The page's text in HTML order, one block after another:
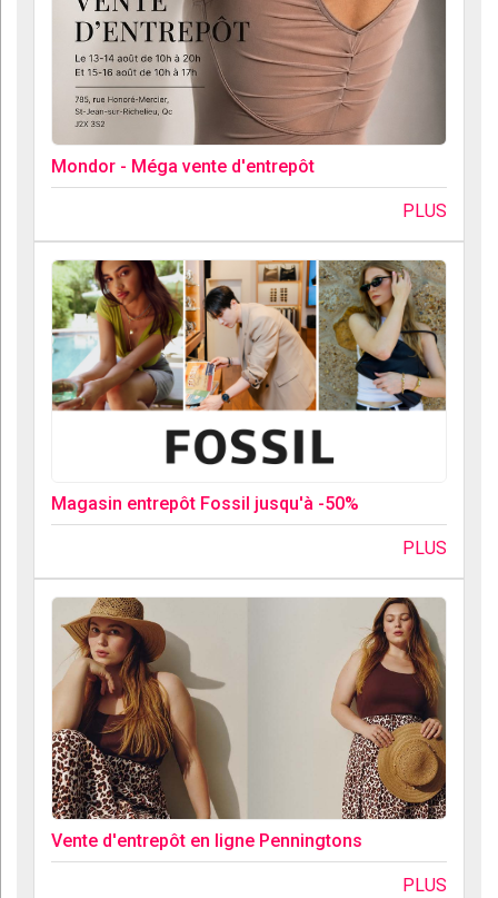
Mondor - Méga vente d'entrepôt
PLUS
Magasin entrepôt Fossil jusqu'à -50%
PLUS
Vente d'entrepôt en ligne Penningtons
PLUS